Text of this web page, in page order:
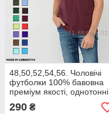
48,50,52,54,56. Чоловічі
футболки 100% бавовна
преміум якості, однотонні
- бордові
290 ₴